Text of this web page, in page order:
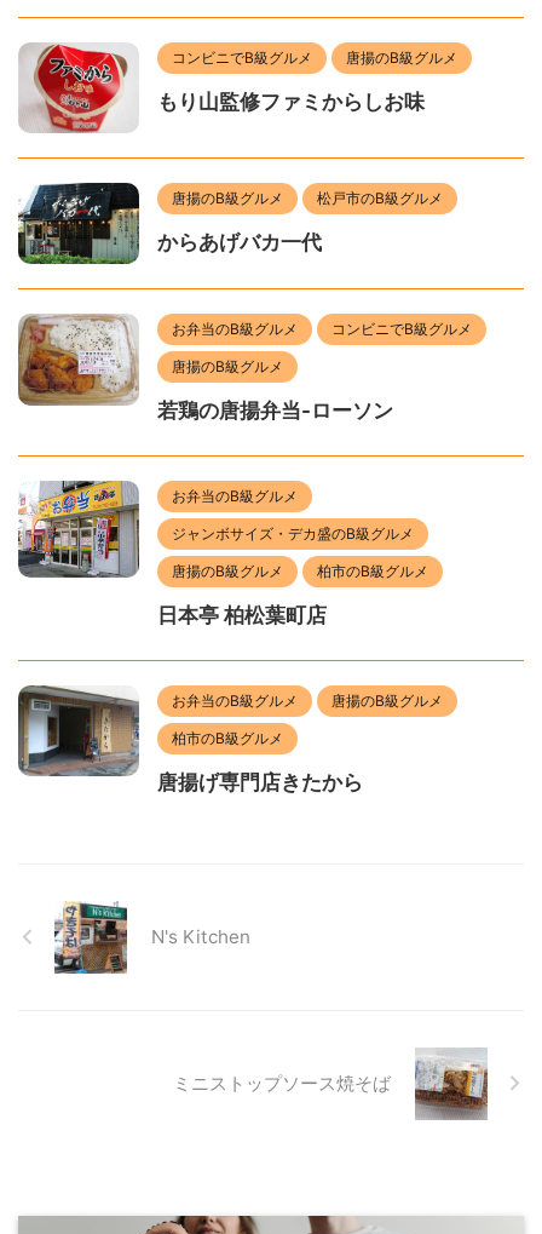
コンビニでB級グルメ 唐揚のB級グルメ
もり山監修ファミからしお味
唐揚のB級グルメ 松戸市のB級グルメ
からあげバカ一代
お弁当のB級グルメ コンビニでB級グルメ
唐揚のB級グルメ
若鶏の唐揚弁当-ローソン
お弁当のB級グルメ
ジャンボサイズ・デカ盛のB級グルメ
唐揚のB級グルメ 柏市のB級グルメ
日本亭 柏松葉町店
お弁当のB級グルメ 唐揚のB級グルメ
柏市のB級グルメ
唐揚げ専門店きたから
N's Kitchen
ミニストップソース焼そば